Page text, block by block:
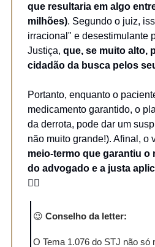
que resultaria em algo
milhões). Segundo o juiz,
irracional" e desestimulante
Justiça, que, se muito alto,
cidadão da busca pelos
Portanto, enquanto o
medicamento garantido, o
da derrota, pode dar um
não muito grande!). Afinal, o
meio-termo que garantiu o
do advogado e a justa
👩‍⚖️
😉 Conselho da letter:
O Tema 1.076 do STJ não só